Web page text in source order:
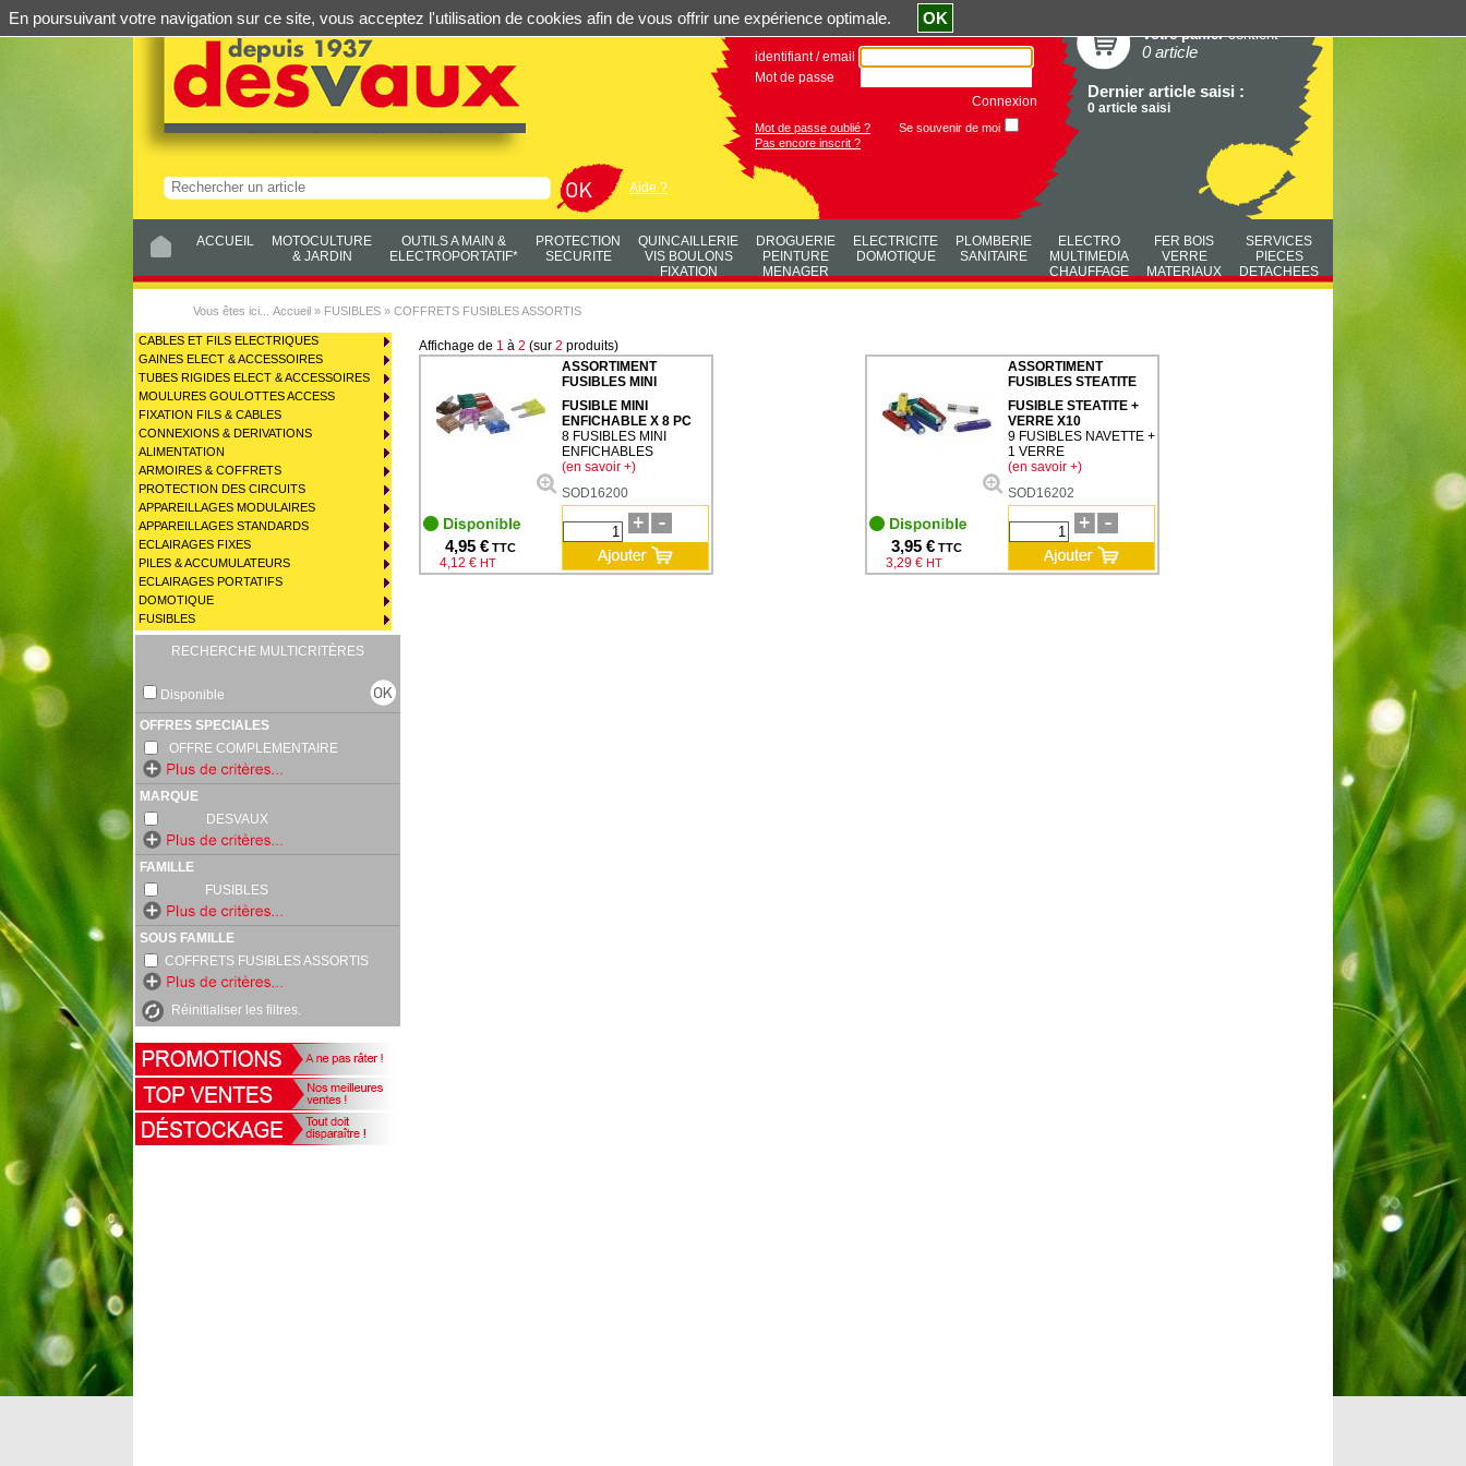
Aide ?
identifiant / email
Mot de passe
Connexion
Mot de passe oublié ?
Se souvenir de moi
Pas encore inscrit ?
Votre paniercontient
0 article
Dernier article saisi :
0 article saisi
ACCUEIL
MOTOCULTURE
& JARDIN
OUTILS A MAIN &
ELECTROPORTATIF*
PROTECTION
SECURITE
QUINCAILLERIE
VIS BOULONS
FIXATION
DROGUERIE
PEINTURE
MENAGER
ELECTRICITE
DOMOTIQUE
PLOMBERIE
SANITAIRE
ELECTRO
MULTIMEDIA
CHAUFFAGE
FER BOIS
VERRE
MATERIAUX
SERVICES
PIECES
DETACHEES
Vous êtes ici... Accueil » FUSIBLES » COFFRETS FUSIBLES ASSORTIS
RECHERCHE MULTICRITÈRES
Disponible
OFFRES SPECIALES
OFFRE COMPLEMENTAIRE
MARQUE
DESVAUX
FAMILLE
FUSIBLES
SOUS FAMILLE
COFFRETS FUSIBLES ASSORTIS
Réinitialiser les filtres.
Affichage de 1 à 2 (sur 2 produits)
4,95 € TTC
4,12 € HT
ASSORTIMENT
FUSIBLES MINI
FUSIBLE MINI
ENFICHABLE X 8 PC
8 FUSIBLES MINI
ENFICHABLES
(en savoir +)
SOD16200
3,95 € TTC
3,29 € HT
ASSORTIMENT
FUSIBLES STEATITE
FUSIBLE STEATITE +
VERRE X10
9 FUSIBLES NAVETTE +
1 VERRE
(en savoir +)
SOD16202
En poursuivant votre navigation sur ce site, vous acceptez l'utilisation de cookies afin de vous offrir une expérience optimale. OK
CABLES ET FILS ELECTRIQUES
GAINES ELECT & ACCESSOIRES
TUBES RIGIDES ELECT & ACCESSOIRES
MOULURES GOULOTTES ACCESS
FIXATION FILS & CABLES
CONNEXIONS & DERIVATIONS
ALIMENTATION
ARMOIRES & COFFRETS
PROTECTION DES CIRCUITS
APPAREILLAGES MODULAIRES
APPAREILLAGES STANDARDS
ECLAIRAGES FIXES
PILES & ACCUMULATEURS
ECLAIRAGES PORTATIFS
DOMOTIQUE
FUSIBLES